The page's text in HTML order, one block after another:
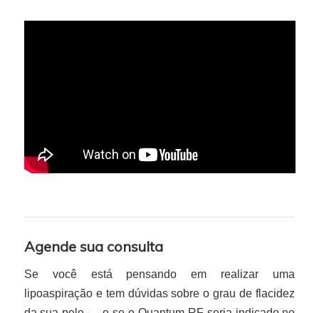
Agende sua consulta
Se você está pensando em realizar uma
lipoaspiração e tem dúvidas sobre o grau de flacidez